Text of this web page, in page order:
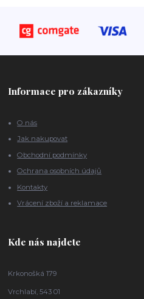
Informace pro zákazníky
O nás
Jak nakupovat
Obchodní podmínky
Ochrana osobních údajů
Kontakty
Vrácení zboží a reklamace
Kde nás najdete
Krkonošká 179
Vrchlabí, 543 01